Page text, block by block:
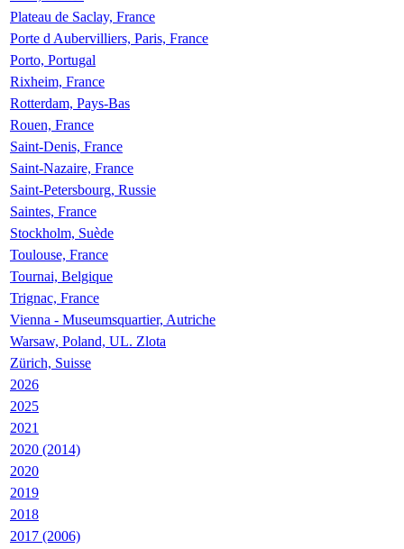
Plateau de Saclay, France
Porte d Aubervilliers, Paris, France
Porto, Portugal
Rixheim, France
Rotterdam, Pays-Bas
Rouen, France
Saint-Denis, France
Saint-Nazaire, France
Saint-Petersbourg, Russie
Saintes, France
Stockholm, Suède
Toulouse, France
Tournai, Belgique
Trignac, France
Vienna - Museumsquartier, Autriche
Warsaw, Poland, UL. Zlota
Zürich, Suisse
2026
2025
2021
2020 (2014)
2020
2019
2018
2017 (2006)